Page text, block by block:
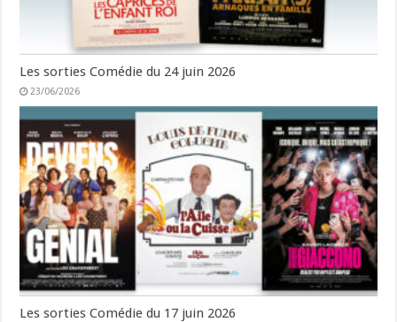
Les sorties Comédie du 24 juin 2026
23/06/2026
Les sorties Comédie du 17 juin 2026